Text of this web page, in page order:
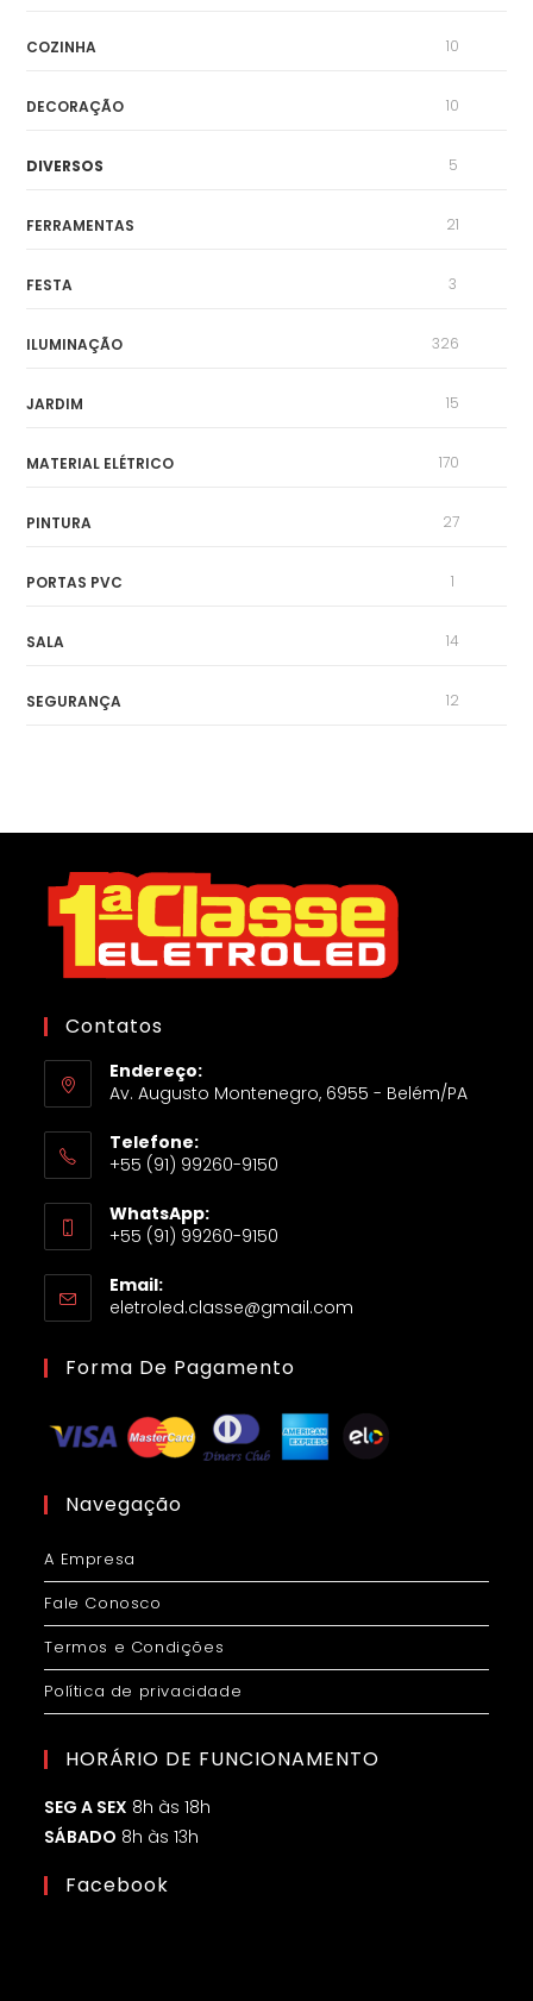
COZINHA 10
DECORAÇÃO 10
DIVERSOS 5
FERRAMENTAS 21
FESTA 3
ILUMINAÇÃO 326
JARDIM 15
MATERIAL ELÉTRICO 170
PINTURA 27
PORTAS PVC 1
SALA 14
SEGURANÇA 12
Contatos
Endereço:
Av. Augusto Montenegro, 6955 - Belém/PA
Telefone:
+55 (91) 99260-9150
WhatsApp:
+55 (91) 99260-9150
Email:
eletroled.classe@gmail.com
Forma De Pagamento
Navegação
A Empresa
Fale Conosco
Termos e Condições
Política de privacidade
HORÁRIO DE FUNCIONAMENTO
SEG A SEX 8h às 18h
SÁBADO 8h às 13h
Facebook